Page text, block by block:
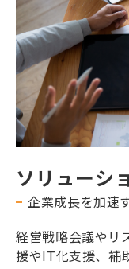
ソリューシ
企業成長を加速
経営戦略会議やリ
援やIT化支援、補